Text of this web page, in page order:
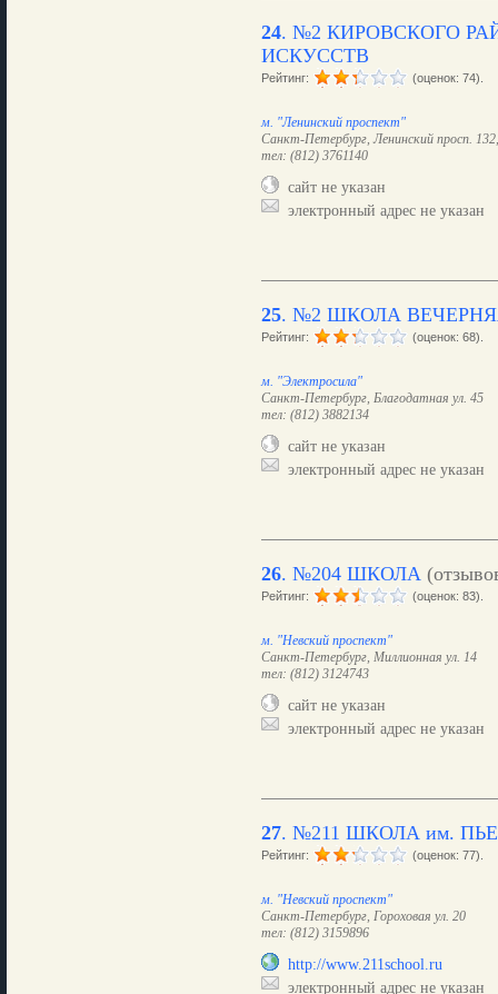
24. №2 КИРОВСКОГО
ИСКУССТВ
Рейтинг: (оценок: 74).
м. "Ленинский проспект"
Санкт-Петербург, Ленинский просп.
тел: (812) 3761140
сайт не указан
электронный адрес не указан
25. №2 ШКОЛА
Рейтинг: (оценок: 68).
м. "Электросила"
Санкт-Петербург, Благодатная ул. 45
тел: (812) 3882134
сайт не указан
электронный адрес не указан
26. №204 ШКОЛА
Рейтинг: (оценок: 83).
м. "Невский проспект"
Санкт-Петербург, Миллионная ул. 14
тел: (812) 3124743
сайт не указан
электронный адрес не указан
27. №211 ШКОЛА им.
Рейтинг: (оценок: 77).
м. "Невский проспект"
Санкт-Петербург, Гороховая ул. 20
тел: (812) 3159896
http://www.211school.ru
электронный адрес не указан